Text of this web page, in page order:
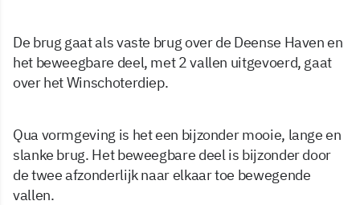
De brug gaat als vaste brug over de Deense Haven en
het beweegbare deel, met 2 vallen uitgevoerd, gaat
over het Winschoterdiep.
Qua vormgeving is het een bijzonder mooie, lange en
slanke brug. Het beweegbare deel is bijzonder door
de twee afzonderlijk naar elkaar toe bewegende
vallen.